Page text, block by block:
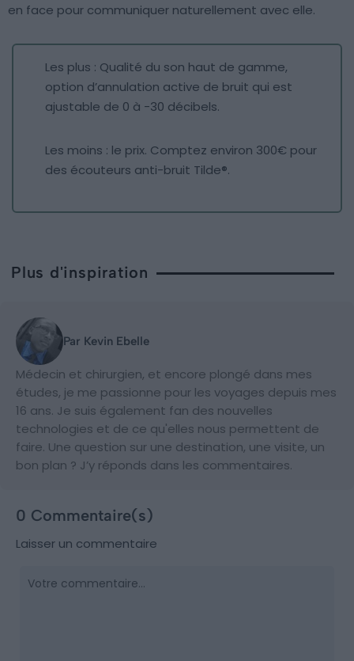
en face pour communiquer naturellement avec elle.
Les plus : Qualité du son haut de gamme,
option d’annulation active de bruit qui est
ajustable de 0 à -30 décibels.
Les moins : le prix. Comptez environ 300€ pour
des écouteurs anti-bruit Tilde®.
Plus d'inspiration
Par Kevin Ebelle
Médecin et chirurgien, et encore plongé dans mes
études, je me passionne pour les voyages depuis mes
16 ans. Je suis également fan des nouvelles
technologies et de ce qu'elles nous permettent de
faire. Une question sur une destination, une visite, un
bon plan ? J’y réponds dans les commentaires.
0 Commentaire(s)
Laisser un commentaire